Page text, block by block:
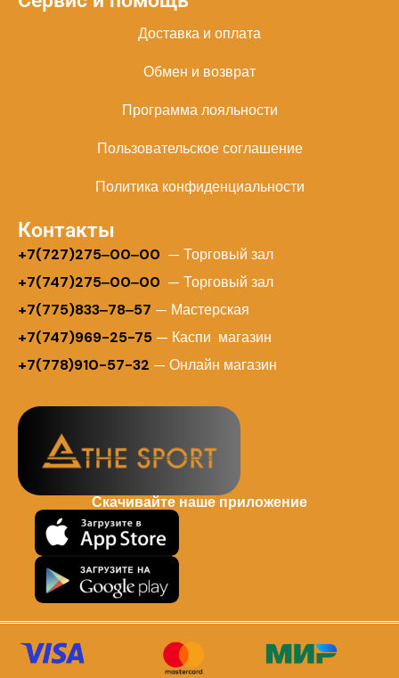
Доставка и оплата
Обмен и возврат
Программа лояльности
Пользовательское соглашение
Политика конфиденциальности
Контакты
+7(727)275‒00‒00 — Торговый зал
+7(747)275‒00‒00 — Торговый зал
+7(775)833‒78‒57 — Мастерская
+7(747)969-25-75 — Каспи магазин
+7(778)910-57-32 — Онлайн магазин
Скачивайте наше приложение